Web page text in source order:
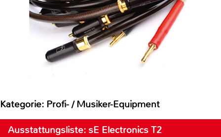
Kategorie: Profi- / Musiker-Equipment
Ausstattungsliste: sE Electronics T2